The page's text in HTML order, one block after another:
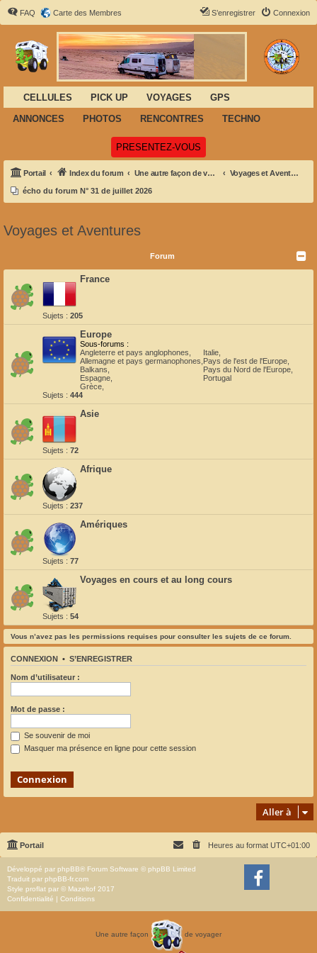
FAQ Carte des Membres Connexion
S’enregistrer
CELLULES PICK UP VOYAGES
GPS
ANNONCES
PHOTOS RENCONTRES TECHNO
PRESENTEZ-VOUS
Portail Index du forum Une autre façon de voyager Voyages et Aventures
écho du forum N° 31 de juillet 2026
Voyages et Aventures
Forum
France
Sujets : 205
Europe
Sous-forums :
Angleterre et pays anglophones
Allemagne et pays germanophones
Balkans
Espagne
Grèce
Italie
Pays de l'est de l'Europe
Pays du Nord de l'Europe
Portugal
Sujets : 444
Asie
Sujets : 72
Afrique
Sujets : 237
Amériques
Sujets : 77
Voyages en cours et au long cours
Sujets : 54
Vous n’avez pas les permissions requises pour consulter les sujets de ce forum.
CONNEXION • S’ENREGISTRER
Nom d’utilisateur :
Mot de passe :
Se souvenir de moi
Masquer ma présence en ligne pour cette session
Aller à
Portail Heures au format UTC+01:00
Développé par phpBB® Forum Software © phpBB Limited
Traduit par phpBB-fr.com
Style proflat par © Mazeltof 2017
Confidentialité | Conditions
Une autre façon de voyager